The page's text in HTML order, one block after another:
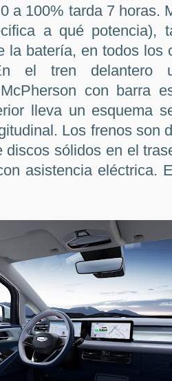
a 100% tarda 7 horas.
a qué potencia),
la batería, en todos los
el tren delantero
con barra
lleva un esquema
Los frenos son
discos sólidos en el
asistencia eléctrica.